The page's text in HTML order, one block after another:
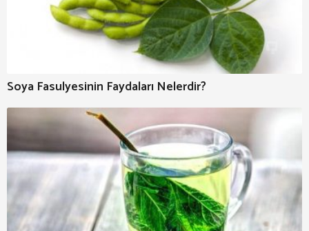
Soya Fasulyesinin Faydaları Nelerdir?